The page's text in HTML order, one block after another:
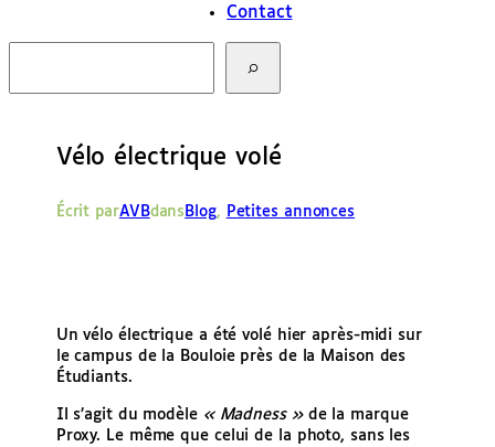
Contact
c
Vélo électrique volé
Écrit parAVBdans Blog, Petites annonces
Un vélo électrique a été volé hier après-midi sur
le campus de la Bouloie près de la Maison des
Étudiants.
Il s’agit du modèle « Madness »de la marque
Proxy. Le même que celui de la photo, sans les